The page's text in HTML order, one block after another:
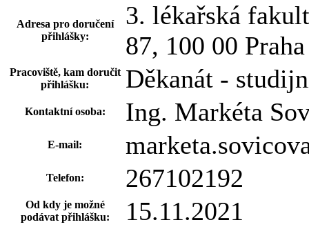
Adresa pro doručení
přihlášky:
3. lékařská
87, 100 00
Pracoviště, kam doručit
přihlášku:
Děkanát -
Kontaktní osoba: Ing. Markéta
E-mail:
Telefon: 267102192
Od kdy je možné
podávat přihlášku:
15.11.2021